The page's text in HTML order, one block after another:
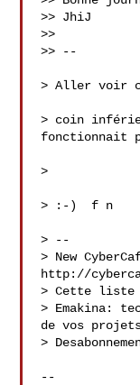
>> JhiJ
>>
>> --
> Aller voir
> coin
fonctionnait
>
> :-)  f n
> --
> New
http://
> Cette liste
> Emakina:
de vos projets
>
--